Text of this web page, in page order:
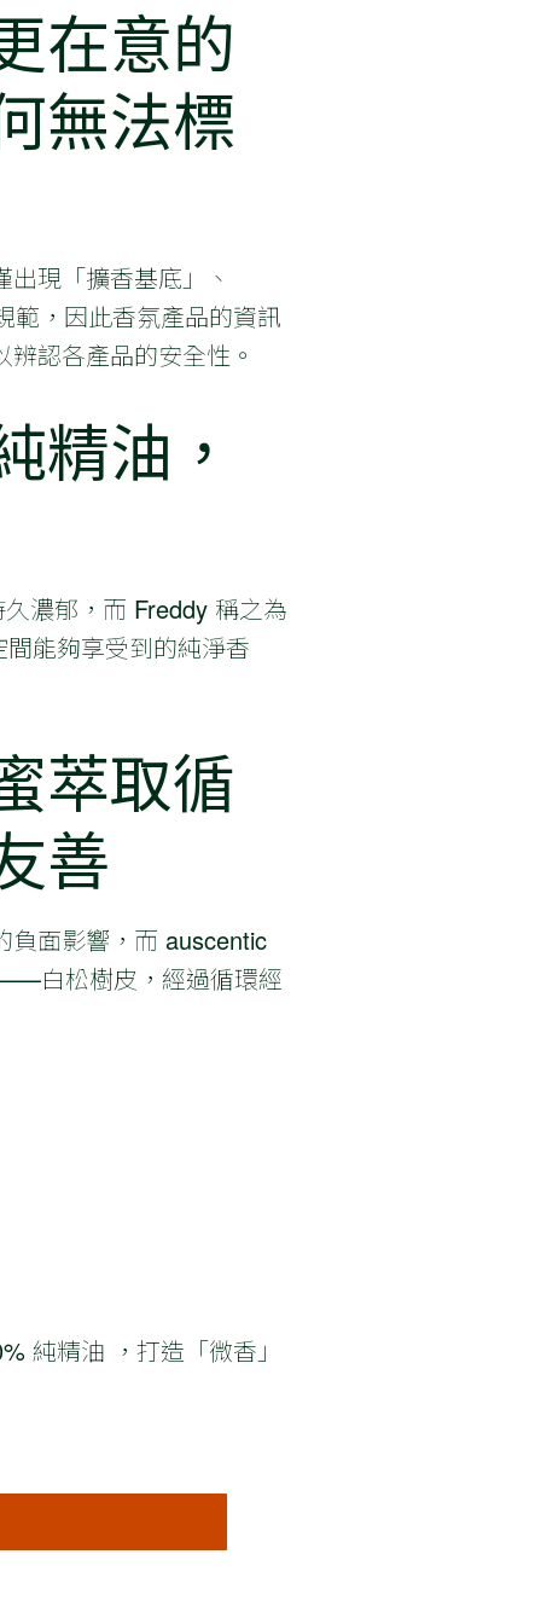
在意的
無法標
現「擴香基底」、
範，因此香氛產品的資訊
認各產品的安全性。
精油，
濃郁，而 Freddy 稱之為
能夠享受到的純淨香
萃取循
善
負面影響，而 auscentic
白松樹皮，經過循環經
純精油 ，打造「微香」